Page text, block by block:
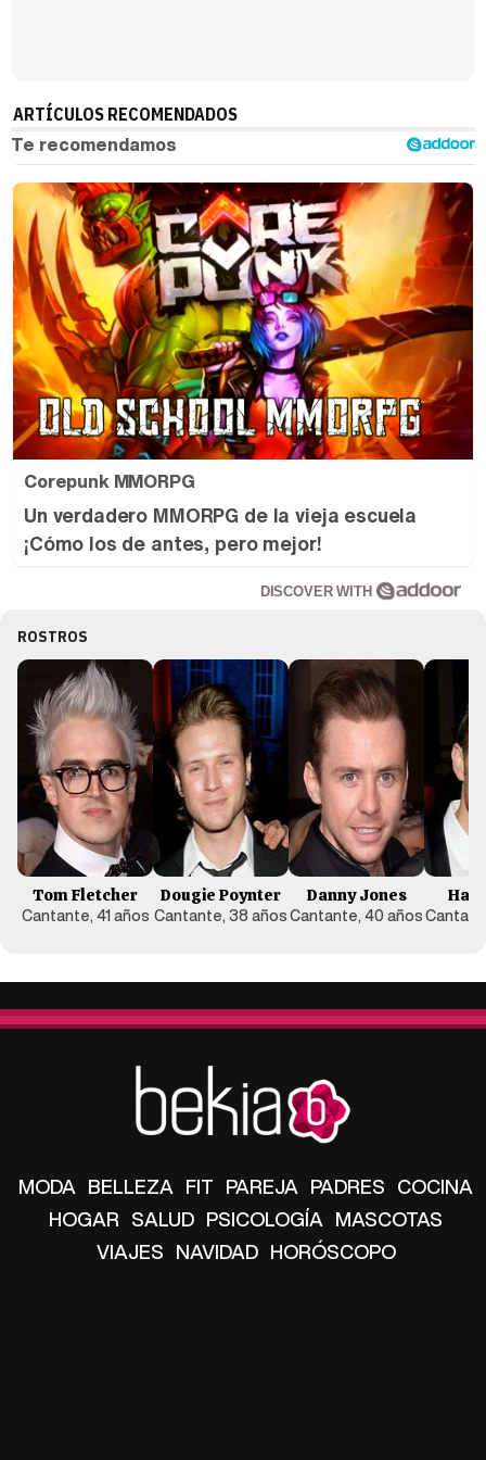
ARTÍCULOS RECOMENDADOS
Corepunk MMORPG
Un verdadero MMORPG de la vieja escuela
¡Cómo los de antes, pero mejor!
DISCOVER WITH
ROSTROS
Tom Fletcher
Cantante, 41 años
Dougie Poynter
Cantante, 38 años
Danny Jones
Cantante, 40 años
MODA BELLEZA FIT PAREJA PADRES COCINA
HOGAR SALUD PSICOLOGÍA MASCOTAS
VIAJES NAVIDAD HORÓSCOPO